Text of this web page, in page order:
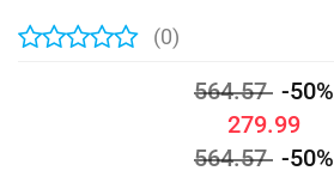
(0)
564.57 -50%
279.99
564.57 -50%